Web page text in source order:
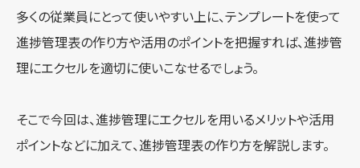
多くの従業員にとって使いやすい上に、テンプレートを使って
進捗管理表の作り方や活用のポイントを把握すれば、進捗管
理にエクセルを適切に使いこなせるでしょう。
そこで今回は、進捗管理にエクセルを用いるメリットや活用
ポイントなどに加えて、進捗管理表の作り方を解説します。